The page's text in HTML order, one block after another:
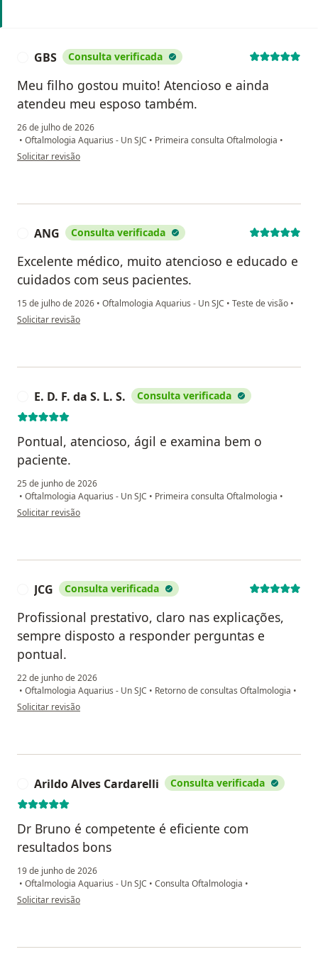
GBS Consulta verificada
Meu filho gostou muito! Atencioso e ainda
atendeu meu esposo também.
26 de julho de 2026
• Oftalmologia Aquarius - Un SJC • Primeira consulta Oftalmologia •
na opinião do utilizador GBS
Solicitar revisão
ANG Consulta verificada
Excelente médico, muito atencioso e educado e
cuidados com seus pacientes.
15 de julho de 2026 • Oftalmologia Aquarius - Un SJC • Teste de visão •
na opinião do utilizador ANG
Solicitar revisão
E. D. F. da S. L. S. Consulta verificada
Pontual, atencioso, ágil e examina bem o
paciente.
25 de junho de 2026
• Oftalmologia Aquarius - Un SJC • Primeira consulta Oftalmologia •
na opinião do utilizador E. D. F. da S. L. S.
Solicitar revisão
JCG Consulta verificada
Profissional prestativo, claro nas explicações,
sempre disposto a responder perguntas e
pontual.
22 de junho de 2026
• Oftalmologia Aquarius - Un SJC • Retorno de consultas Oftalmologia •
na opinião do utilizador JCG
Solicitar revisão
Arildo Alves Cardarelli Consulta verificada
Dr Bruno é competente é eficiente com
resultados bons
19 de junho de 2026
• Oftalmologia Aquarius - Un SJC • Consulta Oftalmologia •
na opinião do utilizador Arildo Alves Cardarelli
Solicitar revisão